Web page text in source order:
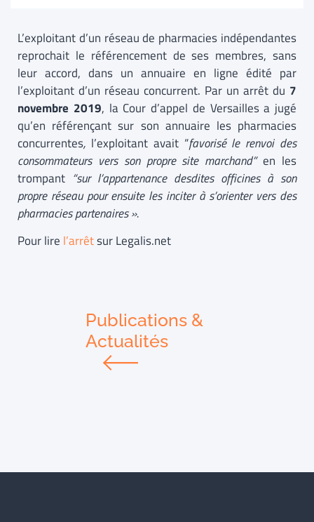
L’exploitant d’un réseau de pharmacies indépendantes
reprochait le référencement de ses membres, sans
leur accord, dans un annuaire en ligne édité par
l’exploitant d’un réseau concurrent. Par un arrêt du 7
novembre 2019, la Cour d’appel de Versailles a jugé
qu’en référençant sur son annuaire les pharmacies
concurrentes, l’exploitant avait “favorisé le renvoi des
consommateurs vers son propre site marchand”en les
trompant “sur l’appartenance desdites officines à son
propre réseau pour ensuite les inciter à s’orienter vers des
pharmacies partenaires ».
Pour lire l’arrêtsur Legalis.net
Publications &
Actualités